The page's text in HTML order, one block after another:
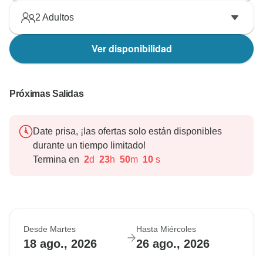
2 Adultos
Ver disponibilidad
Próximas Salidas
Date prisa, ¡las ofertas solo están disponibles
durante un tiempo limitado!
Termina en 2d 23h 50m 9s
Desde Martes
18 ago., 2026
Hasta Miércoles
26 ago., 2026